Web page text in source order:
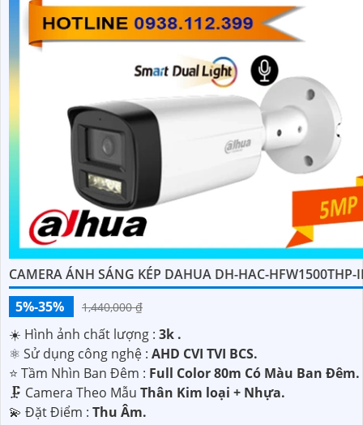
CAMERA ÁNH SÁNG KÉP DAHUA DH-HAC-HFW1500THP-
5%-35%
1,440,000 ₫
☀️ Hình ảnh chất lượng : 3k .
⚛️ Sử dụng công nghệ : AHD CVI TVI BCS.
⭐ Tầm Nhìn Ban Đêm : Full Color 80m Có Màu Ban Ðêm.
🗜️ Camera Theo Mẫu Thân Kim loại + Nhựa.
️💫 Đặt Điểm : Thu Âm.